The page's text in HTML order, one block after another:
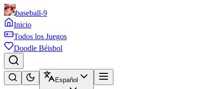
baseball-9
Inicio
Todos los Juegos
Doodle Béisbol
Español